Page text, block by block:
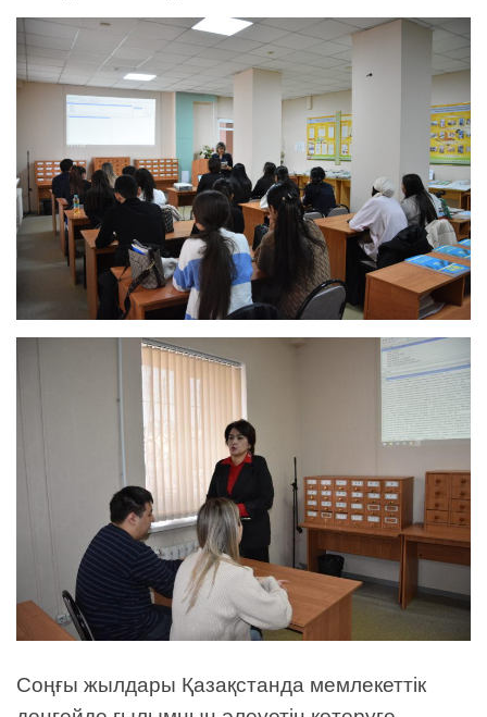
Соңғы жылдары Қазақстанда мемлекеттік